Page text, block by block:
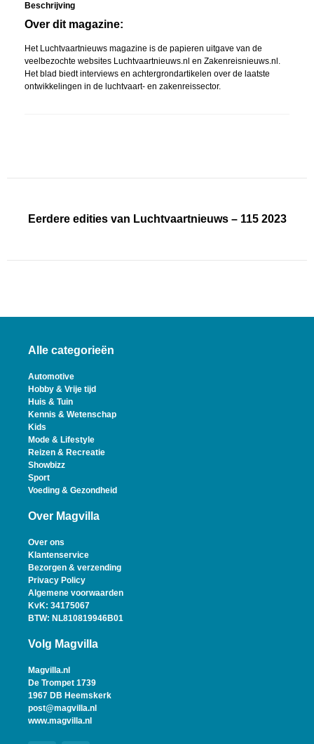
Beschrijving
Over dit magazine:
Het Luchtvaartnieuws magazine is de papieren uitgave van de
veelbezochte websites Luchtvaartnieuws.nl en Zakenreisnieuws.nl.
Het blad biedt interviews en achtergrondartikelen over de laatste
ontwikkelingen in de luchtvaart- en zakenreissector.
Eerdere edities van Luchtvaartnieuws – 115 2023
Alle categorieën
Automotive
Hobby & Vrije tijd
Huis & Tuin
Kennis & Wetenschap
Kids
Mode & Lifestyle
Reizen & Recreatie
Showbizz
Sport
Voeding & Gezondheid
Over Magvilla
Over ons
Klantenservice
Bezorgen & verzending
Privacy Policy
Algemene voorwaarden
KvK: 34175067
BTW: NL810819946B01
Volg Magvilla
Magvilla.nl
De Trompet 1739
1967 DB Heemskerk
post@magvilla.nl
www.magvilla.nl